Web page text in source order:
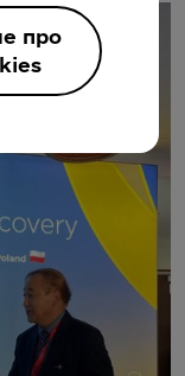
про